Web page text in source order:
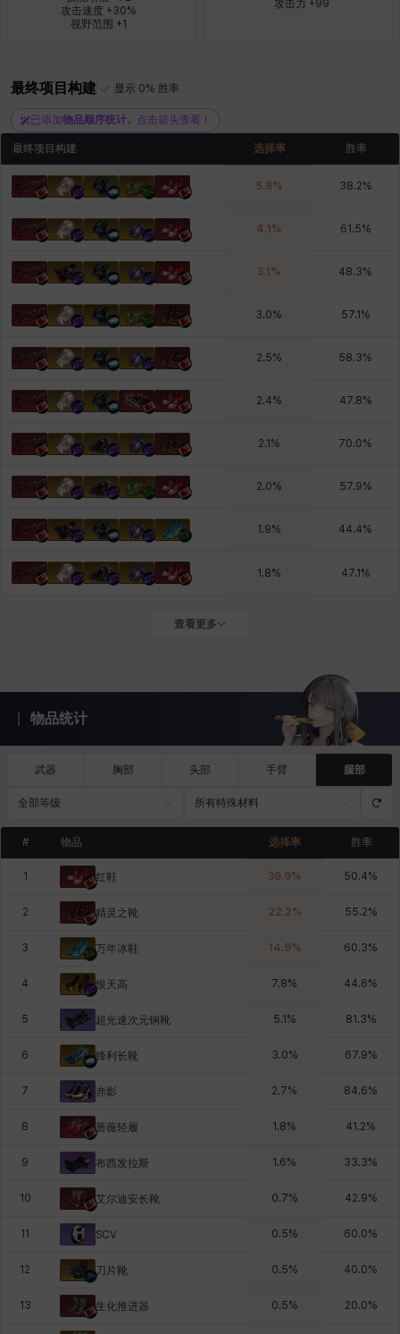
攻击速度 +30%
视野范围 +1
攻击力 +99
最终项目构建 显示 0% 胜率
已添加物品顺序统计。点击箭头查看！
最终项目构建 选择率 胜率
5.8% 38.2%
4.1 % 61.5%
3.1 % 48.3%
3.0% 57.1 %
2.5% 58.3%
2.4% 47.8%
2.1 % 70.0%
2.0% 57.9%
1.9% 44.4%
1.8% 47.1 %
查看更多
物品统计
武器 胸部 头部 手臂 腿部
全部等级 所有特殊材料
# 物品 选择率 胜率
1 红鞋 36.9% 50.4%
2 精灵之靴 22.2% 55.2%
3 万年冰鞋 14.9% 60.3%
4 恨天高 7.8% 44.6%
5 超光速次元钢靴 5.1 % 81.3%
6 锋利长靴 3.0% 67.9%
7 赤影 2.7% 84.6%
8 蔷薇轻履 1.8% 41.2%
9 布西发拉斯 1.6% 33.3%
10 艾尔迪安长靴 0.7% 42.9%
11 SCV 0.5% 60.0%
12 刀片靴 0.5% 40.0%
13 生化推进器 0.5% 20.0%